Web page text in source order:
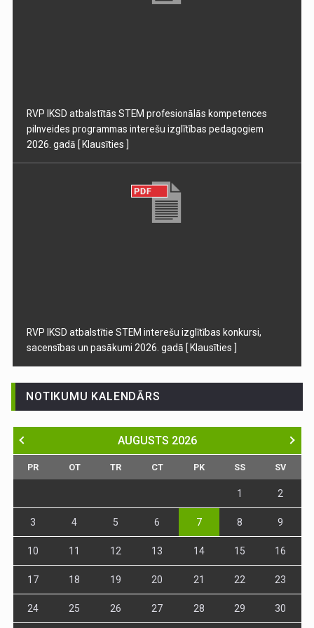
RVP IKSD atbalstītās STEM profesionālās kompetences
pilnveides programmas interešu izglītības pedagogiem
2026. gadā [ Klausīties ]
RVP IKSD atbalstītie STEM interešu izglītības konkursi,
sacensības un pasākumi 2026. gadā [ Klausīties ]
NOTIKUMU KALENDĀRS
AUGUSTS 2026
PR OT TR CT PK SS SV
1 2
3 4 5 6 7 8 9
10 11 12 13 14 15 16
17 18 19 20 21 22 23
24 25 26 27 28 29 30